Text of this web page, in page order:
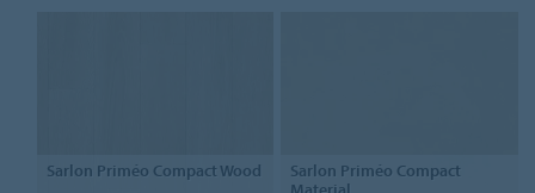
Sarlon Priméo Compact Wood Sarlon Priméo Compact